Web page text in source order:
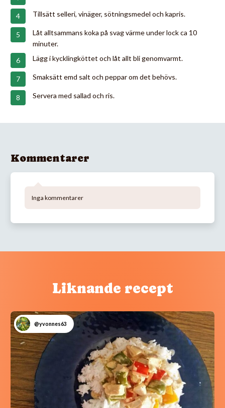
Tillsätt selleri, vinäger, sötningsmedel och kapris.
Låt alltsammans koka på svag värme under lock ca 10
minuter.
Lägg i kycklingköttet och låt allt bli genomvarmt.
Smaksätt emd salt och peppar om det behövs.
Servera med sallad och ris.
Kommentarer
Inga kommentarer
Liknande recept
@yvonnes63